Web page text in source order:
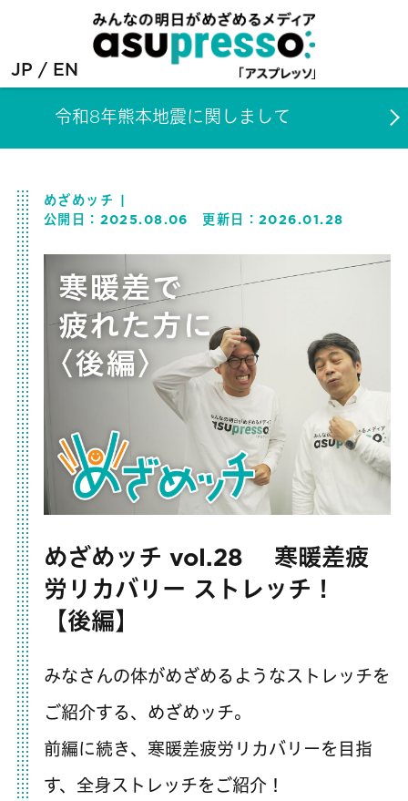
JP EN
令和8年熊本地震に関しまして
めざめッチ
公開日： 2025.08.06 更新日：2026.01.28
めざめッチ vol.28 寒暖差疲
労リカバリー ストレッチ！
【後編】
みなさんの体がめざめるようなストレッチを
ご紹介する、めざめッチ。
前編に続き、寒暖差疲労リカバリーを目指
す、全身ストレッチをご紹介！